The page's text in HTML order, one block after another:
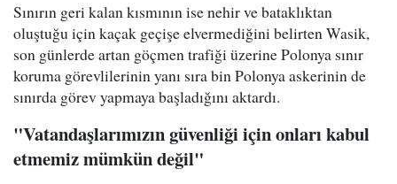
Sınırın geri kalan kısmının ise nehir ve bataklıktan
oluştuğu için kaçak geçişe elvermediğini belirten Wasik,
son günlerde artan göçmen trafiği üzerine Polonya sınır
koruma görevlilerinin yanı sıra bin Polonya askerinin de
sınırda görev yapmaya başladığını aktardı.
"Vatandaşlarımızın güvenliği için onları kabul
etmemiz mümkün değil"